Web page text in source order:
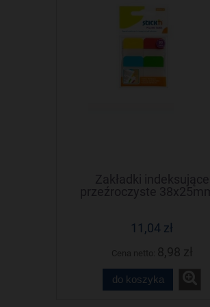
Zakładki indeksujące
przeźroczyste
11,04 zł
do koszyka